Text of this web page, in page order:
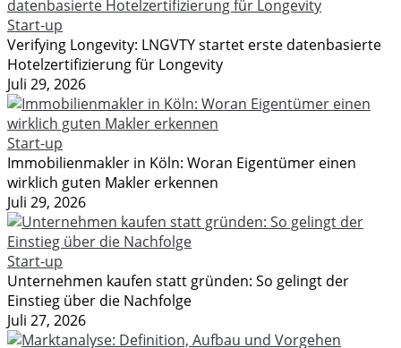
Start-up
Verifying Longevity: LNGVTY startet erste datenbasierte
Hotelzertifizierung für Longevity
Juli 29, 2026
Start-up
Immobilienmakler in Köln: Woran Eigentümer einen
wirklich guten Makler erkennen
Juli 29, 2026
Start-up
Unternehmen kaufen statt gründen: So gelingt der
Einstieg über die Nachfolge
Juli 27, 2026